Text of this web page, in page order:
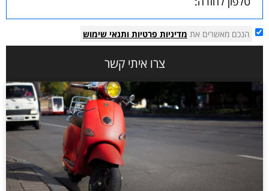
הנכם מאשרים את מדיניות פרטיות ותנאי שימוש
צרו איתי קשר